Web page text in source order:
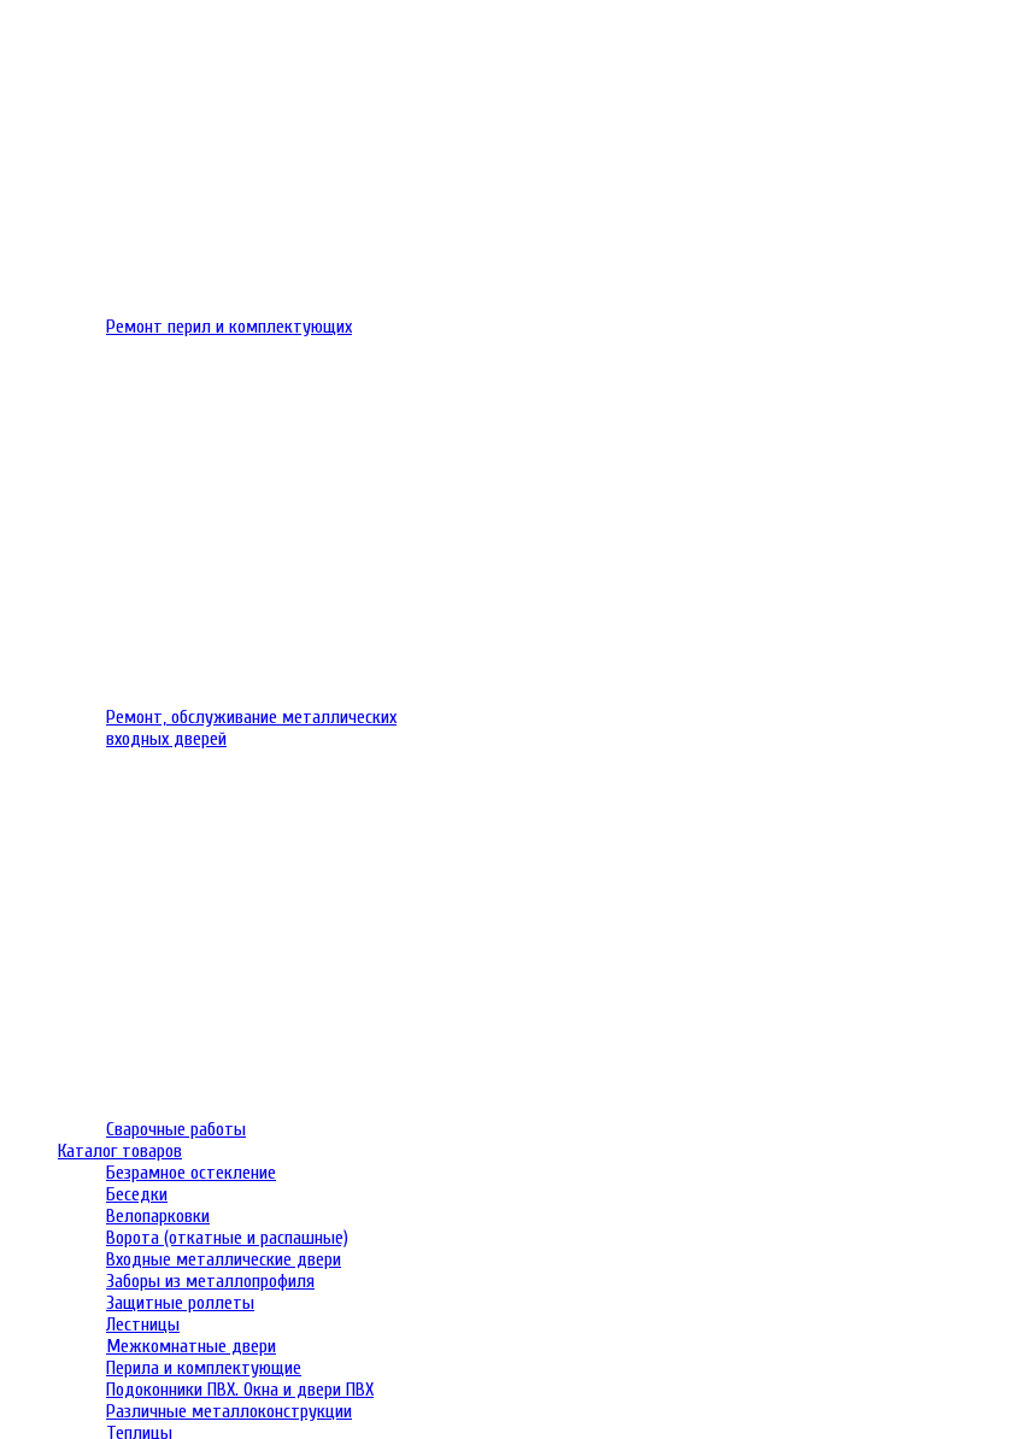
Ремонт перил и комплектующих
Ремонт, обслуживание металлических
входных дверей
Сварочные работы
Каталог товаров
Безрамное остекление
Беседки
Велопарковки
Ворота (откатные и распашные)
Входные металлические двери
Заборы из металлопрофиля
Защитные роллеты
Лестницы
Межкомнатные двери
Перила и комплектующие
Подоконники ПВХ. Окна и двери ПВХ
Различные металлоконструкции
Теплицы